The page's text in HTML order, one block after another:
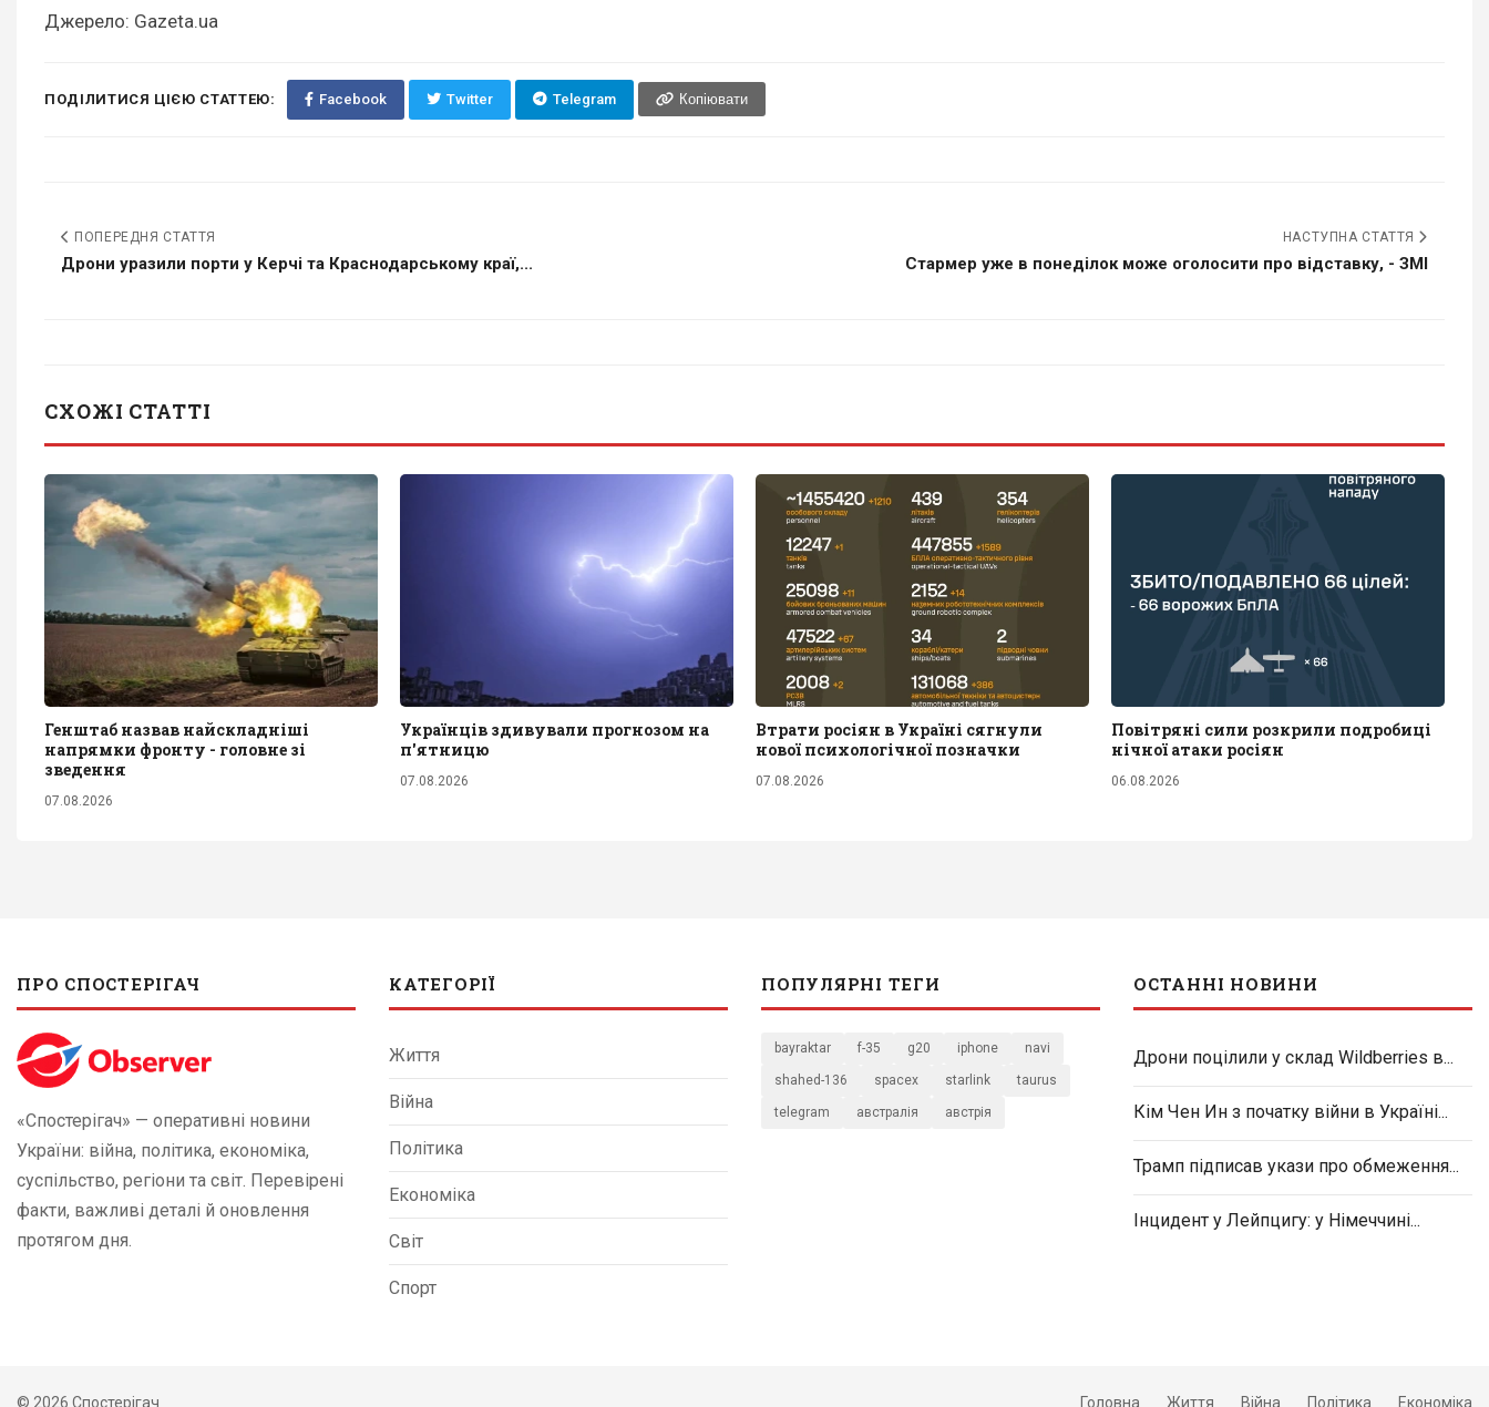
Джерело: Gazeta.ua
ПОДІЛИТИСЯ ЦІЄЮ СТАТТЕЮ: Facebook Twitter Telegram Копіювати
ПОПЕРЕДНЯ СТАТТЯ
Дрони уразили порти у Керчі та Краснодарському краї,...
НАСТУПНА СТАТТЯ
Стармер уже в понеділок може оголосити про відставку, - ЗМІ
СХОЖІ СТАТТІ
Генштаб назвав найскладніші
напрямки фронту - головне зі
зведення
07.08.2026
Українців здивували прогнозом на
п'ятницю
07.08.2026
Втрати росіян в Україні сягнули
нової психологічної позначки
07.08.2026
Повітряні сили розкрили подробиці
нічної атаки росіян
06.08.2026
ПРО СПОСТЕРІГАЧ
«Спостерігач» — оперативні новини
України: війна, політика, економіка,
суспільство, регіони та світ. Перевірені
факти, важливі деталі й оновлення
протягом дня.
КАТЕГОРІЇ
Життя
Війна
Політика
Економіка
Світ
Спорт
ПОПУЛЯРНІ ТЕГИ
bayraktar f-35 g20 iphone navi
shahed-136 spacex starlink taurus
telegram австралія австрія
ОСТАННІ НОВИНИ
Дрони поцілили у склад Wildberries в...
Кім Чен Ин з початку війни в Україні...
Трамп підписав укази про обмеження...
Інцидент у Лейпцигу: у Німеччині...
© 2026 Спостерігач Головна Життя Війна Політика Економіка